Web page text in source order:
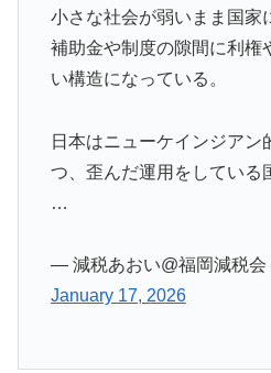
小さな社会が弱いまま国家
補助金や制度の隙間に利権
い構造になっている。
日本はニューケインジアン
つ、歪んだ運用をしている
…
— 減税あおい@福岡減税会
January 17, 2026